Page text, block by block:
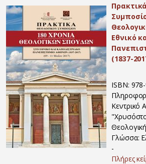
Εθνικό
(1837-
ISBN:
Κεντρικό
Γλώσσα:
-
Πλήρες